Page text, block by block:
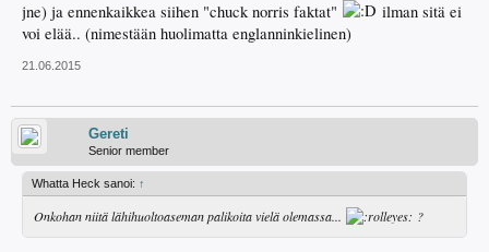
jne) ja ennenkaikkea siihen "chuck norris faktat"
ilman sitä ei
voi elää.. (nimestään huolimatta englanninkielinen)
21.06.2015
Gereti
Senior member
Whatta Heck sanoi: ↑
Onkohan niitä lähihuoltoaseman palikoita vielä olemassa... ?